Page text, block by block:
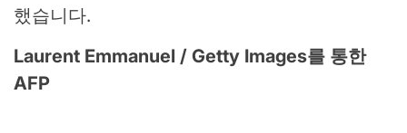
했습니다.
Laurent Emmanuel / Getty Images를 통한
AFP